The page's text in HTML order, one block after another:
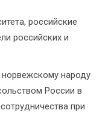
российские
российских и
народу
России в
при